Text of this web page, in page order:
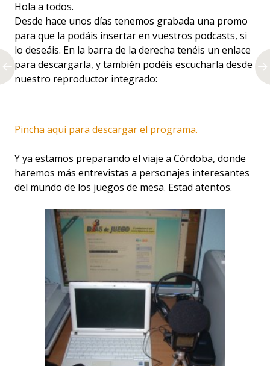
Hola a todos.
Desde hace unos días tenemos grabada una promo
para que la podáis insertar en vuestros podcasts, si
lo deseáis. En la barra de la derecha tenéis un enlace
para descargarla, y también podéis escucharla desde
nuestro reproductor integrado:
Pincha aquí para descargar el programa.
Y ya estamos preparando el viaje a Córdoba, donde
haremos más entrevistas a personajes interesantes
del mundo de los juegos de mesa. Estad atentos.